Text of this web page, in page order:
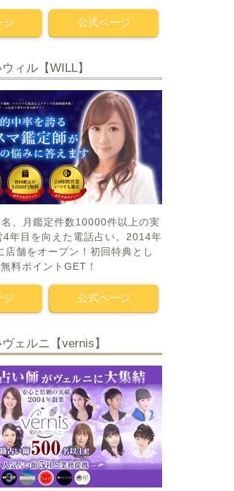
ジ 公式ページ
ィル【WILL】
、月鑑定件数10000件以上の実
4年目を向えた電話占い。2014年
店舗をオープン！初回特典とし
料ポイントGET！
ジ 公式ページ
ェルニ【vernis】